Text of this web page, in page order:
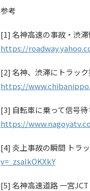
参考
[1] 名神高速の事故・渋
https://
[2] 名神、渋滞にトラッ
https://
[3] 自転車に乗って信号
https://
[4] 炎上事故の瞬間 トラ
v=_zsaIkOKXkY
[5] 名神高速道路 一宮